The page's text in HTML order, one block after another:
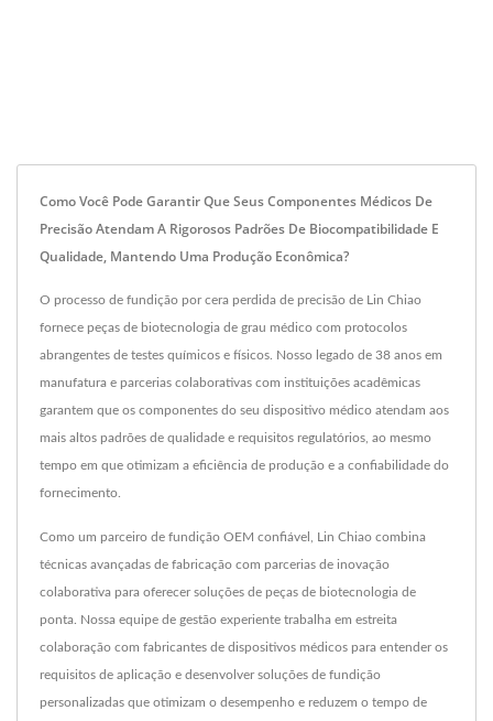
Como Você Pode Garantir Que Seus Componentes Médicos De
Precisão Atendam A Rigorosos Padrões De Biocompatibilidade E
Qualidade, Mantendo Uma Produção Econômica?
O processo de fundição por cera perdida de precisão de Lin Chiao
fornece peças de biotecnologia de grau médico com protocolos
abrangentes de testes químicos e físicos. Nosso legado de 38 anos em
manufatura e parcerias colaborativas com instituições acadêmicas
garantem que os componentes do seu dispositivo médico atendam aos
mais altos padrões de qualidade e requisitos regulatórios, ao mesmo
tempo em que otimizam a eficiência de produção e a confiabilidade do
fornecimento.
Como um parceiro de fundição OEM confiável, Lin Chiao combina
técnicas avançadas de fabricação com parcerias de inovação
colaborativa para oferecer soluções de peças de biotecnologia de
ponta. Nossa equipe de gestão experiente trabalha em estreita
colaboração com fabricantes de dispositivos médicos para entender os
requisitos de aplicação e desenvolver soluções de fundição
personalizadas que otimizam o desempenho e reduzem o tempo de